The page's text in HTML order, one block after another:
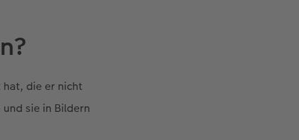
hat, die er nicht
sie in Bildern